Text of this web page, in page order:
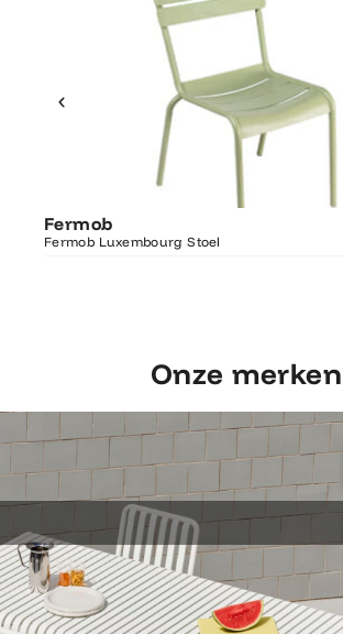
Fermob
Fermob Luxembourg Stoel
Ontdek Fermob
Luxembourg Stoel
Onze merken